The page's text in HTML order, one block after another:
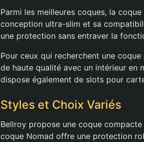
Parmi les meilleures coques, la
conception ultra-slim et sa
une protection sans entraver la
Pour ceux qui recherchent une
de haute qualité avec un intérieur
dispose également de slots pour
Styles et Choix Variés
Bellroy propose une coque
coque Nomad offre une protection